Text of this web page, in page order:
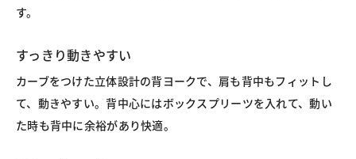
す。
すっきり動きやすい
カーブをつけた立体設計の背ヨークで、肩も背中もフィットし
て、動きやすい。背中心にはボックスプリーツを入れて、動い
た時も背中に余裕があり快適。